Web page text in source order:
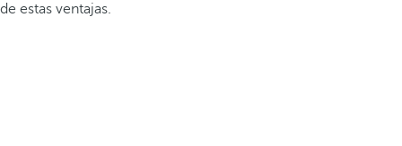
de estas ventajas.